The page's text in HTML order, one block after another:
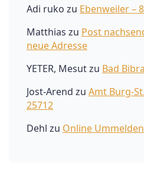
Adi ruko zu Ebenweiler –
Matthias zu Post
neue Adresse
YETER, Mesutzu Bad
Jost-Arend zu Amt Burg-
25712
Dehl zu Online Ummelden